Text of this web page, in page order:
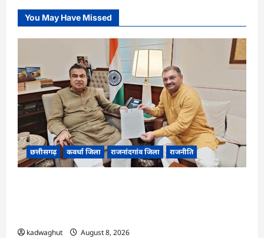
You May Have Missed
छत्तीसगढ़ कवर्धा जिला राजनांदगांव जिला राजनीति
kadwaghut August 8, 2026